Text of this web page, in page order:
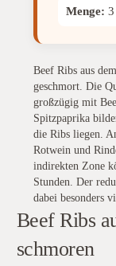
Menge:
Beef Ribs aus
geschmort. Die
großzügig mit
Spitzpaprika
die Ribs liegen.
Rotwein und
indirekten Zone
Stunden. Der
dabei besonders
Beef Ribs
schmoren